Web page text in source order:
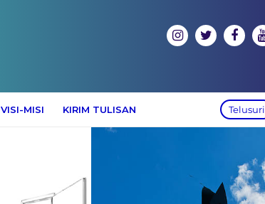
VISI-MISI KIRIM TULISAN Telusuri